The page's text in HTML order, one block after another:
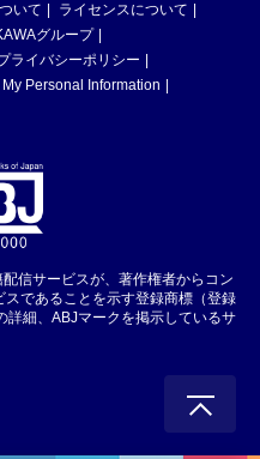
いて
ライセンスについて
グループ
ライバシーポリシー
Personal Information
信サービスが、著作権者からコン
であることを示す登録商標（登録
細、ABJマークを掲示しているサ